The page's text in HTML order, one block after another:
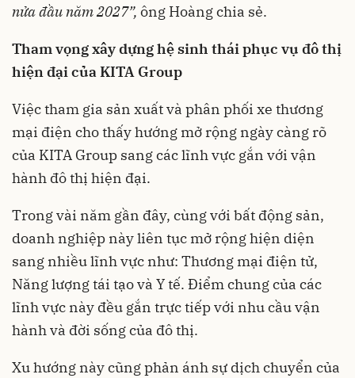
nửa đầu năm 2027”, ông Hoàng chia sẻ.
Tham vọng xây dựng hệ sinh thái phục vụ đô thị
hiện đại của KITA Group
Việc tham gia sản xuất và phân phối xe thương
mại điện cho thấy hướng mở rộng ngày càng rõ
của KITA Group sang các lĩnh vực gắn với vận
hành đô thị hiện đại.
Trong vài năm gần đây, cùng với bất động sản,
doanh nghiệp này liên tục mở rộng hiện diện
sang nhiều lĩnh vực như: Thương mại điện tử,
Năng lượng tái tạo và Y tế. Điểm chung của các
lĩnh vực này đều gắn trực tiếp với nhu cầu vận
hành và đời sống của đô thị.
Xu hướng này cũng phản ánh sự dịch chuyển của